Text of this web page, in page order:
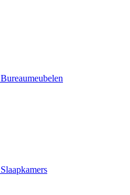
Bureaumeubelen
Slaapkamers